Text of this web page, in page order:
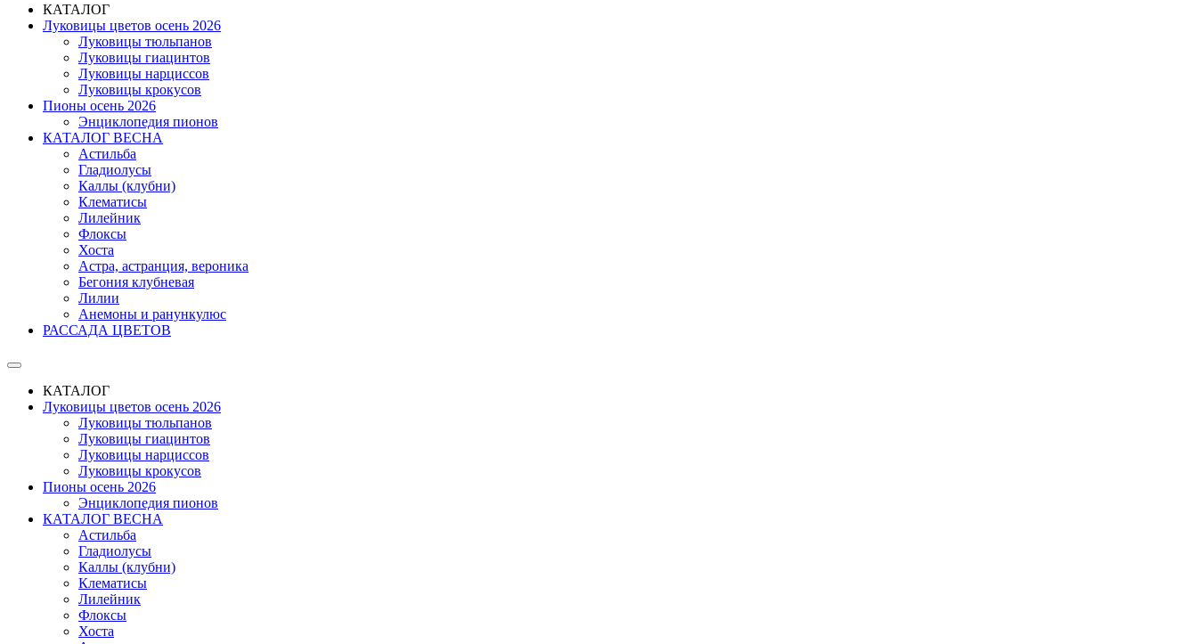
КАТАЛОГ
Луковицы цветов осень 2026
Луковицы тюльпанов
Луковицы гиацинтов
Луковицы нарциссов
Луковицы крокусов
Пионы осень 2026
Энциклопедия пионов
КАТАЛОГ ВЕСНА
Астильба
Гладиолусы
Каллы (клубни)
Клематисы
Лилейник
Флоксы
Хоста
Астра, астранция, вероника
Бегония клубневая
Лилии
Анемоны и ранункулюс
РАССАДА ЦВЕТОВ
КАТАЛОГ
Луковицы цветов осень 2026
Луковицы тюльпанов
Луковицы гиацинтов
Луковицы нарциссов
Луковицы крокусов
Пионы осень 2026
Энциклопедия пионов
КАТАЛОГ ВЕСНА
Астильба
Гладиолусы
Каллы (клубни)
Клематисы
Лилейник
Флоксы
Хоста